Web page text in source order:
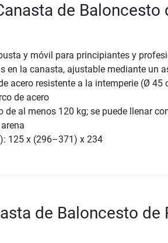
de Baloncesto
y móvil para principiantes y
en la canasta, ajustable mediante un
acero resistente a la intemperie (Ø 45
de acero
de al menos 120 kg; se puede llenar
125 x (296–371) x 234
de Baloncesto de